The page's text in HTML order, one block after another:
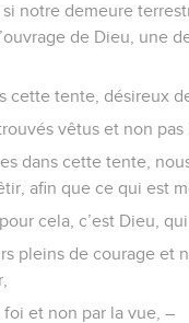
notre demeure
de Dieu, une
cette tente, désireux
vêtus et non pas
dans cette tente,
afin que ce qui est
cela, c’est Dieu,
pleins de courage et
foi et non par la vue, –